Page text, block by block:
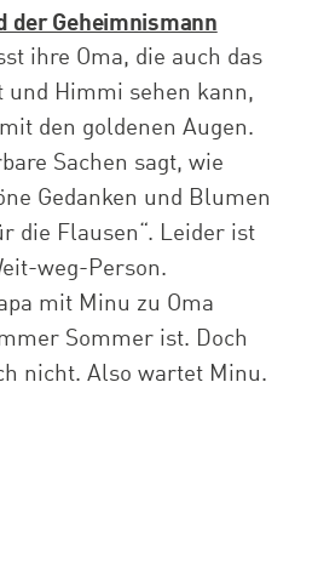
der Geheimnismann
ihre Oma, die auch das
und Himmi sehen kann,
den goldenen Augen.
Sachen sagt, wie
Gedanken und Blumen
die Flausen“. Leider ist
weg-Person.
mit Minu zu Oma
Sommer ist. Doch
nicht. Also wartet Minu.